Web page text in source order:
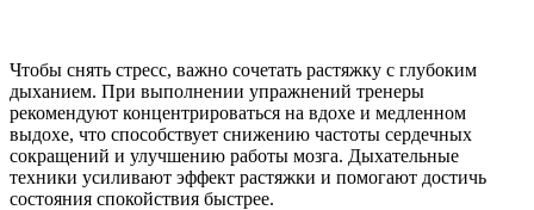
Чтобы снять стресс, важно сочетать растяжку с глубоким
дыханием. При выполнении упражнений тренеры
рекомендуют концентрироваться на вдохе и медленном
выдохе, что способствует снижению частоты сердечных
сокращений и улучшению работы мозга. Дыхательные
техники усиливают эффект растяжки и помогают достичь
состояния спокойствия быстрее.